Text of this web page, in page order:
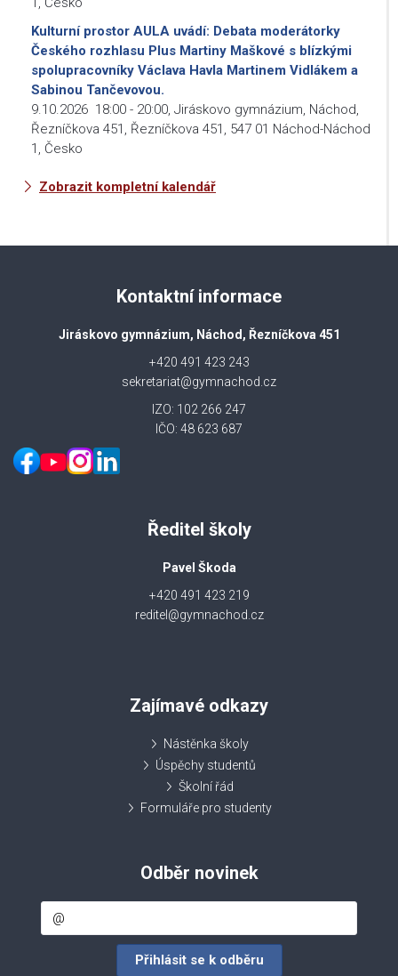
Kulturní prostor AULA uvádí: Debata moderátorky
Českého rozhlasu Plus Martiny Maškové s blízkými
spolupracovníky Václava Havla Martinem Vidlákem a
Sabinou Tančevovou.
9.10.2026 18:00 - 20:00, Jiráskovo gymnázium, Náchod,
Řezníčkova 451, Řezníčkova 451, 547 01 Náchod-Náchod
1, Česko
Zobrazit kompletní kalendář
Kontaktní informace
Jiráskovo gymnázium, Náchod, Řezníčkova 451
+420 491 423 243
sekretariat@gymnachod.cz
IZO: 102 266 247
IČO: 48 623 687
Ředitel školy
Pavel Škoda
+420 491 423 219
reditel@gymnachod.cz
Zajímavé odkazy
Nástěnka školy
Úspěchy studentů
Školní řád
Formuláře pro studenty
Odběr novinek